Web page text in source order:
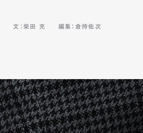
文：柴田 充 編集：倉持佑次